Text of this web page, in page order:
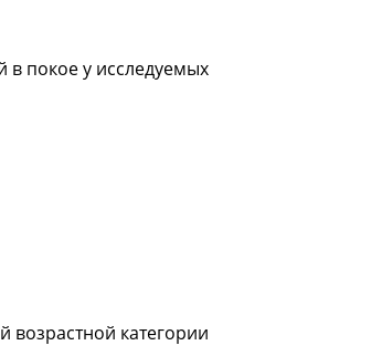
в покое у исследуемых
возрастной категории